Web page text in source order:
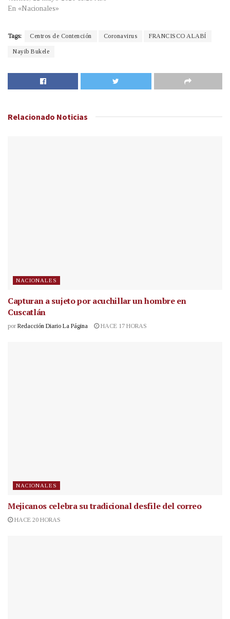
En «Nacionales»
Tags: Centros de Contención Coronavirus FRANCISCO ALABÍ
Nayib Bukele
Relacionado Noticias
NACIONALES
Capturan a sujeto por acuchillar un hombre en
Cuscatlán
por Redacción Diario La Página HACE 17 HORAS
NACIONALES
Mejicanos celebra su tradicional desfile del correo
HACE 20 HORAS